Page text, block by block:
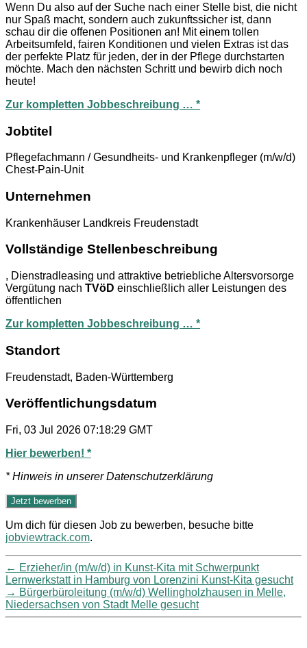
Wenn Du also auf der Suche nach einer Stelle bist, die nicht
nur Spaß macht, sondern auch zukunftssicher ist, dann
schau dir die offenen Positionen an! Mit einem tollen
Arbeitsumfeld, fairen Konditionen und vielen Extras ist das
der perfekte Platz für jeden, der in der Pflege durchstarten
möchte. Mach den nächsten Schritt und bewirb dich noch
heute!
Zur kompletten Jobbeschreibung … *
Jobtitel
Pflegefachmann / Gesundheits- und Krankenpfleger (m/w/d)
Chest-Pain-Unit
Unternehmen
Krankenhäuser Landkreis Freudenstadt
Vollständige Stellenbeschreibung
, Dienstradleasing und attraktive betriebliche Altersvorsorge
Vergütung nach TVöD einschließlich aller Leistungen des
öffentlichen
Zur kompletten Jobbeschreibung … *
Standort
Freudenstadt, Baden-Württemberg
Veröffentlichungsdatum
Fri, 03 Jul 2026 07:18:29 GMT
Hier bewerben! *
* Hinweis in unserer Datenschutzerklärung
Um dich für diesen Job zu bewerben, besuche bitte
jobviewtrack.com.
← Erzieher/in (m/w/d) in Kunst-Kita mit Schwerpunkt
Lernwerkstatt in Hamburg von Lorenzini Kunst-Kita gesucht
→ Bürgerbüroleitung (m/w/d) Wellingholzhausen in Melle,
Niedersachsen von Stadt Melle gesucht